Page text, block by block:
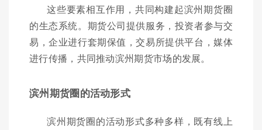
这些要素相互作用，共同构建起滨州期货圈
的生态系统。期货公司提供服务，投资者参与交
易，企业进行套期保值，交易所提供平台，媒体
进行传播，共同推动滨州期货市场的发展。
滨州期货圈的活动形式
滨州期货圈的活动形式多种多样，既有线上